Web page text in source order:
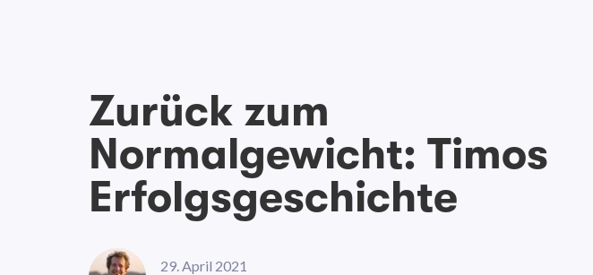
Zurück zum
Normalgewicht: Timos
Erfolgsgeschichte
29. April 2021